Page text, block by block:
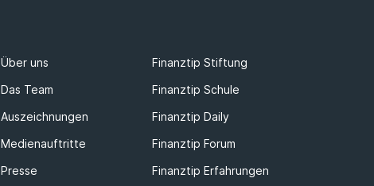
Über uns
Finanztip Stiftung
Das Team
Finanztip Schule
Auszeichnungen
Finanztip Daily
Medienauftritte
Finanztip Forum
Presse
Finanztip Erfahrungen